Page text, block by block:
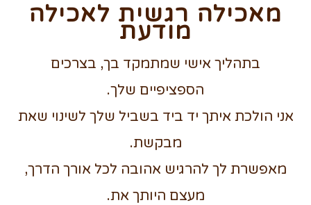
מאכילה רגשית לאכילה
מודעת
בתהליך אישי שמתמקד בך, בצרכים
הספציפיים שלך.
אני הולכת איתך יד ביד בשביל שלך לשינוי שאת
מבקשת.
מאפשרת לך להרגיש אהובה לכל אורך הדרך,
מעצם היותך את.